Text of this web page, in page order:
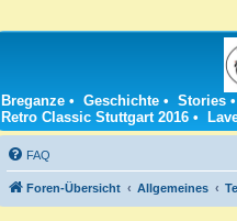
Breganze • Geschichte • Stories •
Retro Classic Stuttgart 2016 •
FAQ
Foren-Übersicht Allgemeines